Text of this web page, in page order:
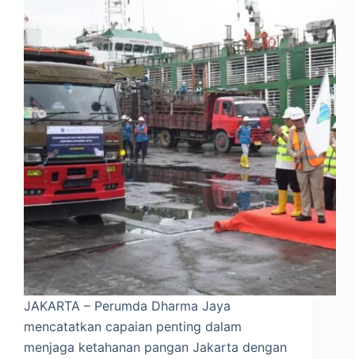
JAKARTA – Perumda Dharma Jaya
mencatatkan capaian penting dalam
menjaga ketahanan pangan Jakarta dengan